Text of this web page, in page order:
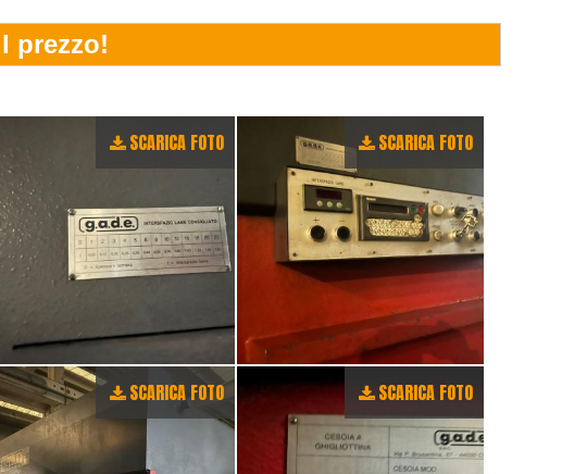
SCARICA FOTO SCARICA FOTO
SCARICA FOTO SCARICA FOTO